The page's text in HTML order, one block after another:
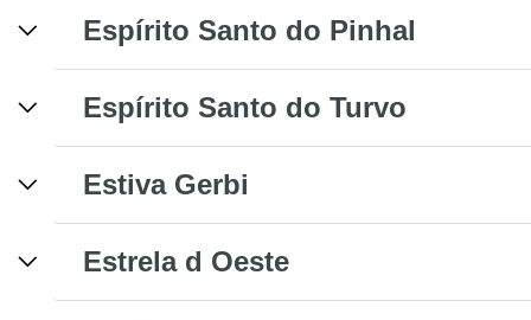
Espírito Santo do Pinhal
Espírito Santo do Turvo
Estiva Gerbi
Estrela d Oeste